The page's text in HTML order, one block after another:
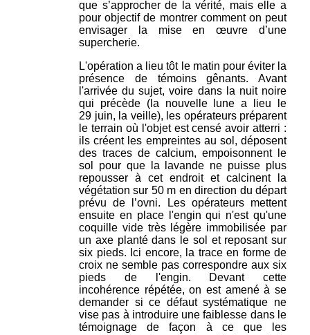
que s’approcher de la vérité, mais elle a
pour objectif de montrer comment on peut
envisager la mise en œuvre d’une
supercherie.
L'opération a lieu tôt le matin pour éviter la
présence de témoins gênants. Avant
l'arrivée du sujet, voire dans la nuit noire
qui précède (la nouvelle lune a lieu le
29 juin, la veille), les opérateurs préparent
le terrain où l'objet est censé avoir atterri :
ils créent les empreintes au sol, déposent
des traces de calcium, empoisonnent le
sol pour que la lavande ne puisse plus
repousser à cet endroit et calcinent la
végétation sur 50 m en direction du départ
prévu de l’ovni. Les opérateurs mettent
ensuite en place l'engin qui n'est qu'une
coquille vide très légère immobilisée par
un axe planté dans le sol et reposant sur
six pieds. Ici encore, la trace en forme de
croix ne semble pas correspondre aux six
pieds de l'engin. Devant cette
incohérence répétée, on est amené à se
demander si ce défaut systématique ne
vise pas à introduire une faiblesse dans le
témoignage de façon à ce que les